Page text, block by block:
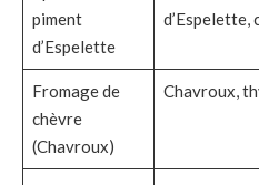
piment
d’Espelette
d’Espelette,
Fromage de
chèvre
(Chavroux)
Chavroux,